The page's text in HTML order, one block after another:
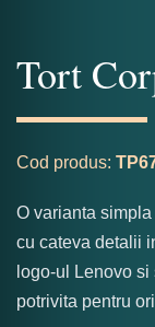
Tort
Cod produs:
O varianta
cu cateva detalii
logo-ul Lenovo
potrivita pentru